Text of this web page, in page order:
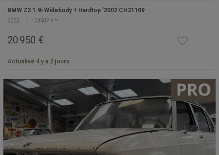
BMW Z3 1.9i Widebody + Hardtop '2002 CH21109
2002 103507 km
20 950 €
Actualisé il y a 2 jours